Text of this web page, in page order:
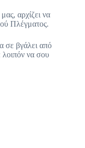
αρχίζει να
Πλέγματος.
σε βγάλει από
να σου